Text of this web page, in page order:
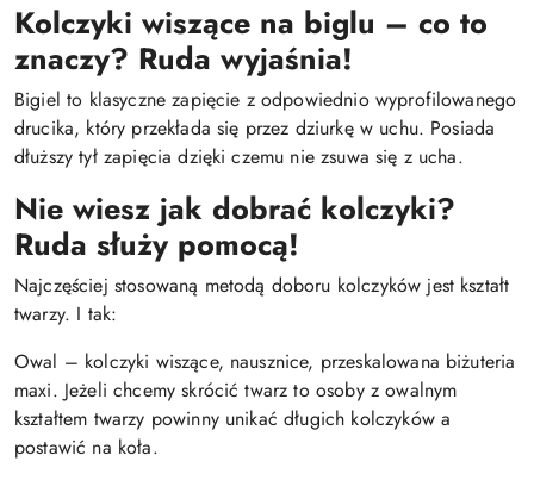
Kolczyki wiszące na biglu – co to
znaczy? Ruda wyjaśnia!
Bigiel to klasyczne zapięcie z odpowiednio wyprofilowanego
drucika, który przekłada się przez dziurkę w uchu. Posiada
dłuższy tył zapięcia dzięki czemu nie zsuwa się z ucha.
Nie wiesz jak dobrać kolczyki?
Ruda służy pomocą!
Najczęściej stosowaną metodą doboru kolczyków jest kształt
twarzy. I tak:
Owal – kolczyki wiszące, nausznice, przeskalowana biżuteria
maxi. Jeżeli chcemy skrócić twarz to osoby z owalnym
kształtem twarzy powinny unikać długich kolczyków a
postawić na koła.